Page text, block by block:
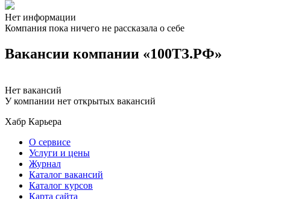
Нет информации
Компания пока ничего не рассказала о себе
Вакансии компании «100ТЗ.РФ»
Нет вакансий
У компании нет открытых вакансий
Хабр Карьера
О сервисе
Услуги и цены
Журнал
Каталог вакансий
Каталог курсов
Карта сайта